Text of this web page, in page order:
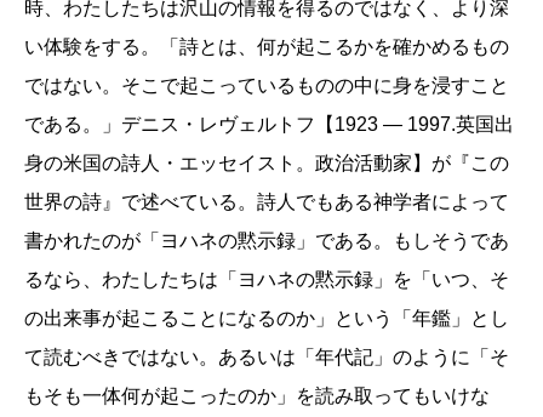
時、わたしたちは沢山の情報を得るのではなく、より深
い体験をする。「詩とは、何が起こるかを確かめるもの
ではない。そこで起こっているものの中に身を浸すこと
である。」デニス・レヴェルトフ【1923 ― 1997.英国出
身の米国の詩人・エッセイスト。政治活動家】が『この
世界の詩』で述べている。詩人でもある神学者によって
書かれたのが「ヨハネの黙示録」である。もしそうであ
るなら、わたしたちは「ヨハネの黙示録」を「いつ、そ
の出来事が起こることになるのか」という「年鑑」とし
て読むべきではない。あるいは「年代記」のように「そ
もそも一体何が起こったのか」を読み取ってもいけな